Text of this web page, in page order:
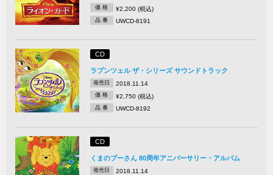
価 格 ¥2,200 (税込)
品 番 UWCD-8191
CD
ラプンツェル ザ・シリーズ サウンドトラック
発売日 2018.11.14
価 格 ¥2,750 (税込)
品 番 UWCD-8192
CD
くまのプーさん 80周年アニバーサリー・アルバム
発売日 2018.11.14